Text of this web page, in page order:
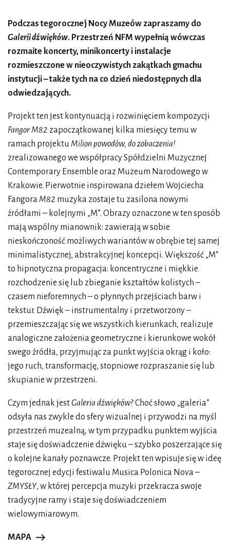
Podczas tegorocznej Nocy Muzeów zapraszamy do
Galerii dźwięków. Przestrzeń NFM wypełnią wówczas
rozmaite koncerty, minikoncerty i instalacje
rozmieszczone w nieoczywistych zakątkach gmachu
instytucji – także tych na co dzień niedostępnych dla
odwiedzających.
Projekt ten jest kontynuacją i rozwinięciem kompozycji
Fangor M82 zapoczątkowanej kilka miesięcy temu w
ramach projektuMilion powodów, do zobaczenia!
zrealizowanego we współpracy Spółdzielni Muzycznej
Contemporary Ensemble oraz Muzeum Narodowego w
Krakowie. Pierwotnie inspirowana dziełem Wojciecha
FangoraM82 muzyka zostaje tu zasilona nowymi
źródłami – kolejnymi „M”. Obrazy oznaczone w ten sposób
mają wspólny mianownik: zawierają w sobie
nieskończoność możliwych wariantów w obrębie tej samej
minimalistycznej, abstrakcyjnej koncepcji. Większość „M”
to hipnotyczna propagacja: koncentryczne i miękkie
rozchodzenie się lub zbieganie kształtów kolistych –
czasem nieforemnych – o płynnych przejściach barw i
tekstur. Dźwięk – instrumentalny i przetworzony –
przemieszczając się we wszystkich kierunkach, realizuje
analogiczne założenia geometryczne i kierunkowe wokół
swego źródła, przyjmując za punkt wyjścia okrąg i koło:
jego ruch, transformację, stopniowe rozpraszanie się lub
skupianie w przestrzeni.
Czym jednak jestGaleria dźwięków? Choć słowo „galeria”
odsyła nas zwykle do sfery wizualnej i przywodzi na myśl
przestrzeń muzealną, w tym przypadku punktem wyjścia
staje się doświadczenie dźwięku – szybko poszerzające się
o kolejne kanały poznawcze. Projekt ten wpisuje się w ideę
tegorocznej edycji festiwalu Musica Polonica Nova –
ZMYSŁY, w której percepcja muzyki przekracza swoje
tradycyjne ramy i staje się doświadczeniem
wielowymiarowym.
MAPA